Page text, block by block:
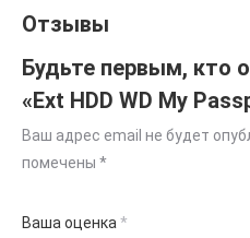
Отзывы
Будьте первым, кто
«Ext HDD WD My
Ваш адрес email не будет
помечены *
Ваша оценка *